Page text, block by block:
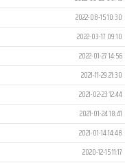
2022-08-15 10:30
2022-03-17 09:10
2022-01-27 14:56
2021-11-29 21:30
2021-02-23 12:44
2021-01-24 18:41
2021-01-14 14:48
2020-12-15 11:17